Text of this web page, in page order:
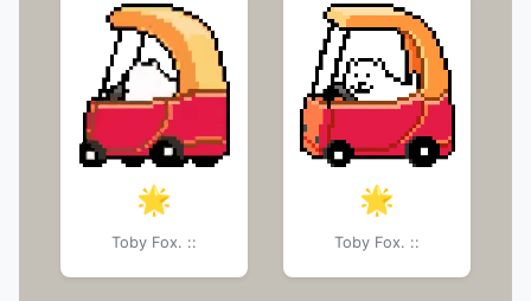
🌟
Toby Fox. ::
🌟
Toby Fox. ::